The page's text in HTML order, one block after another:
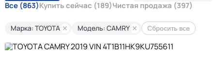
Все (863)Купить сейчас (189)Чистая продажа (397)
Марка: TOYOTA Модель: CAMRY Сбросить все